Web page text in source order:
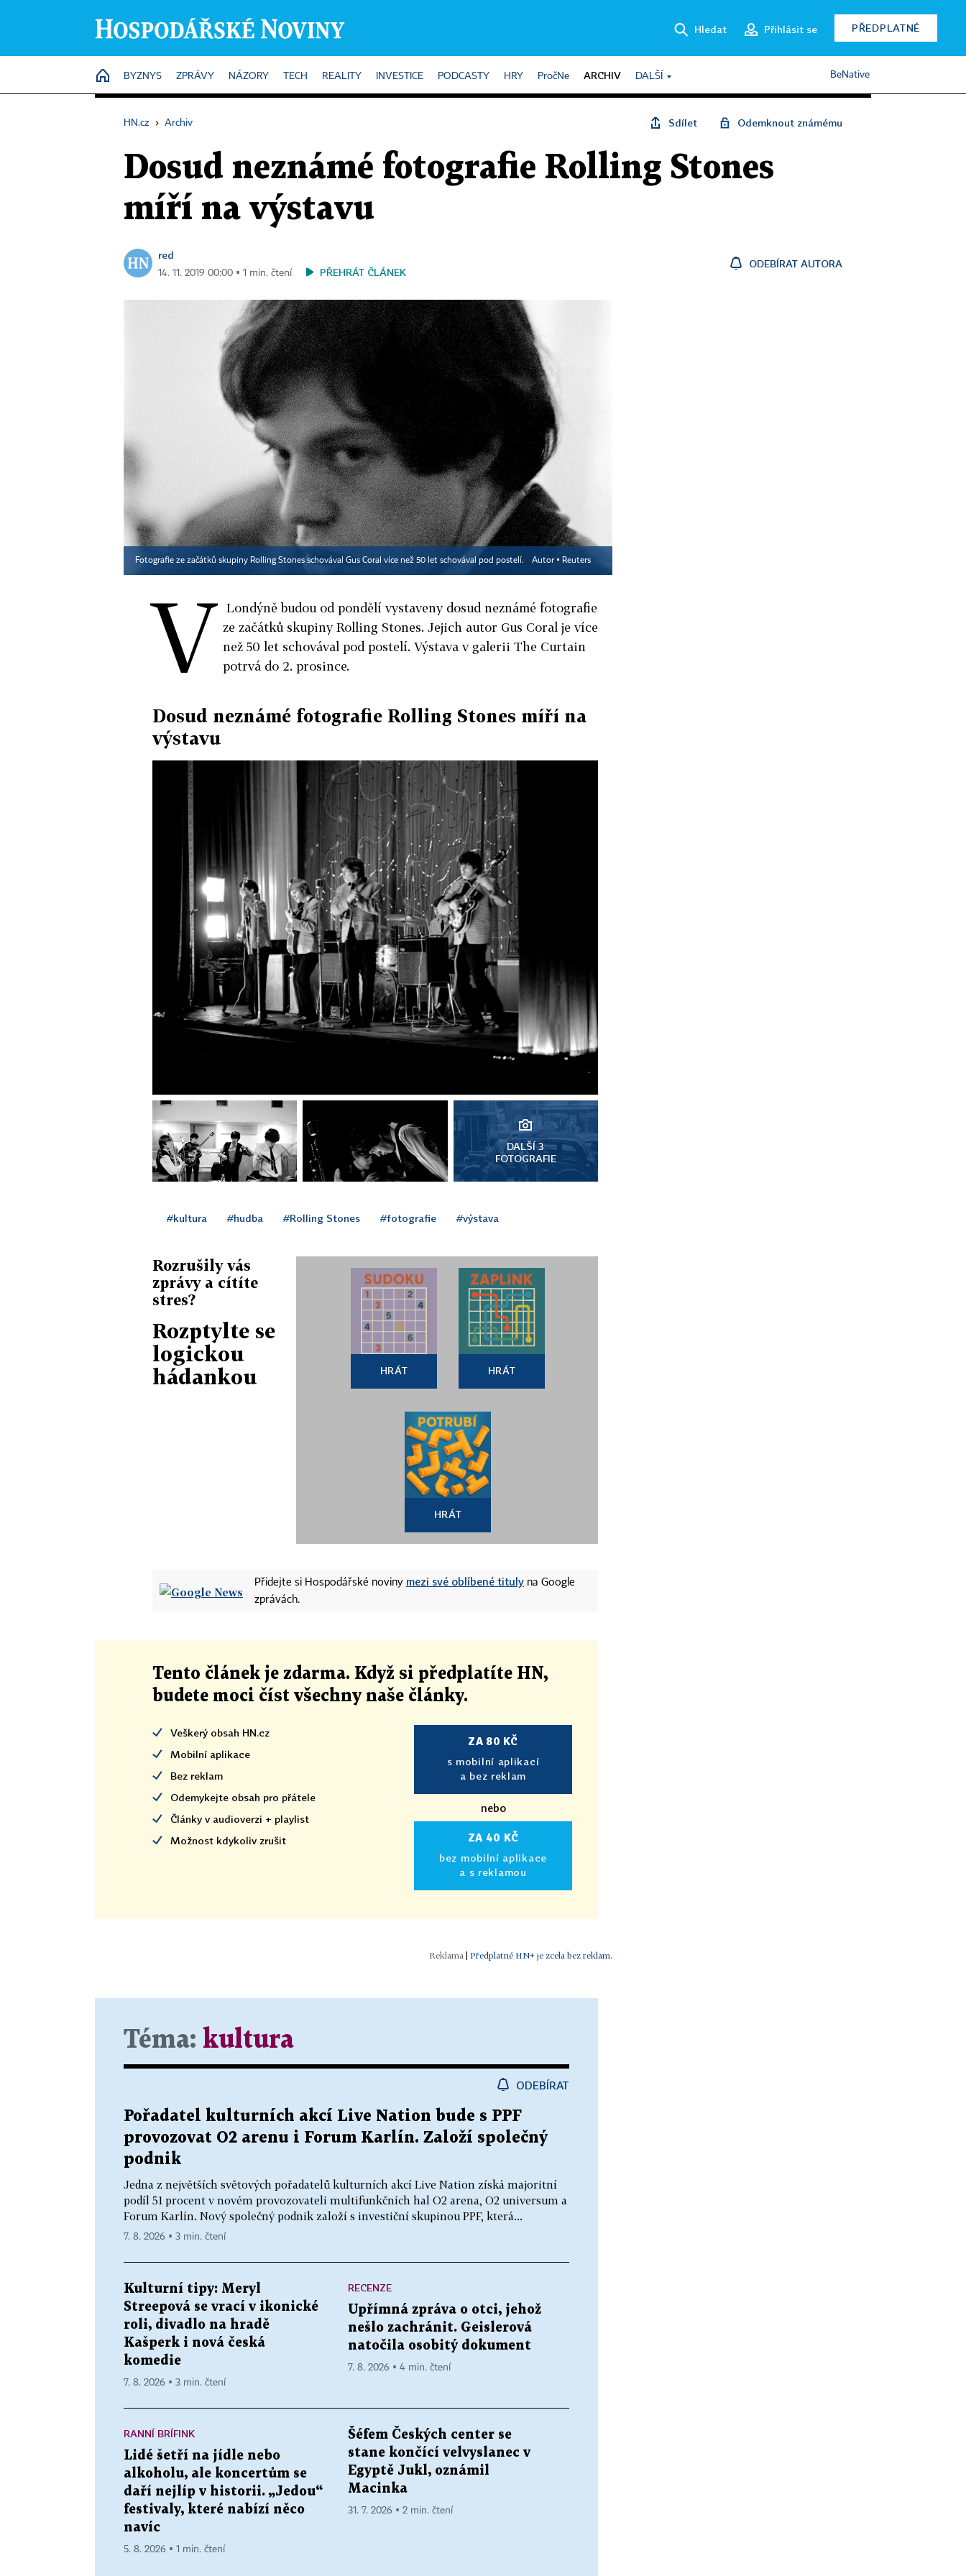
Hledat Přihlásit se PŘEDPLATNÉ
HOME
BYZNYS ZPRÁVY NÁZORY TECH REALITY INVESTICE PODCASTY HRY PročNe ARCHIV DALŠÍ BeNative
HN.cz › Archiv Sdílet Odemknout známému
Dosud neznámé fotografie Rolling Stones
míří na výstavu
red
14. 11. 2019 00:00 ▪ 1 min. čtení PŘEHRÁT ČLÁNEK
ODEBÍRAT AUTORA
Fotografie ze začátků skupiny Rolling Stones schovával Gus Coral více než 50 let schovával pod postelí. Autor ▪ Reuters
V Londýně budou od pondělí vystaveny dosud neznámé fotografie
ze začátků skupiny Rolling Stones. Jejich autor Gus Coral je více
než 50 let schovával pod postelí. Výstava v galerii The Curtain
potrvá do 2. prosince.
Dosud neznámé fotografie Rolling Stones míří na
výstavu
DALŠÍ 3
FOTOGRAFIE
#kultura #hudba #Rolling Stones #fotografie #výstava
Rozrušily vás
zprávy a cítíte
stres?
Rozptylte se
logickou
hádankou
HRÁT HRÁT
HRÁT
Přidejte si Hospodářské noviny mezi své oblíbené tituly na Google
zprávách.
Tento článek je zdarma. Když si předplatíte HN,
budete moci číst všechny naše články.
Veškerý obsah HN.cz
Mobilní aplikace
Bez reklam
Odemykejte obsah pro přátele
Články v audioverzi + playlist
Možnost kdykoliv zrušit
ZA 80 KČ
s mobilní aplikací
a bez reklam
nebo
ZA 40 KČ
bez mobilní aplikace
a s reklamou
| Předplatné HN+ je zcela bez reklam.
Téma: kultura
ODEBÍRAT
Pořadatel kulturních akcí Live Nation bude s PPF
provozovat O2 arenu i Forum Karlín. Založí společný
podnik
Jedna z největších světových pořadatelů kulturních akcí Live Nation získá majoritní
podíl 51 procent v novém provozovateli multifunkčních hal O2 arena, O2 universum a
Forum Karlín. Nový společný podnik založí s investiční skupinou PPF, která...
7. 8. 2026 ▪ 3 min. čtení
Kulturní tipy: Meryl
Streepová se vrací v ikonické
roli, divadlo na hradě
Kašperk i nová česká
komedie
7. 8. 2026 ▪ 3 min. čtení
RECENZE
Upřímná zpráva o otci, jehož
nešlo zachránit. Geislerová
natočila osobitý dokument
7. 8. 2026 ▪ 4 min. čtení
RANNÍ BRÍFINK
Lidé šetří na jídle nebo
alkoholu, ale koncertům se
daří nejlíp v historii. „Jedou“
festivaly, které nabízí něco
navíc
5. 8. 2026 ▪ 1 min. čtení
Šéfem Českých center se
stane končící velvyslanec v
Egyptě Jukl, oznámil
Macinka
31. 7. 2026 ▪ 2 min. čtení